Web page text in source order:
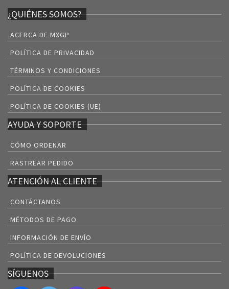
¿QUIÉNES SOMOS?
ACERCA DE MXGP
POLÍTICA DE PRIVACIDAD
TÉRMINOS Y CONDICIONES
POLÍTICA DE COOKIES
POLÍTICA DE COOKIES (UE)
AYUDA Y SOPORTE
CÓMO ORDENAR
RASTREAR PEDIDO
ATENCIÓN AL CLIENTE
CONTÁCTANOS
MÉTODOS DE PAGO
INFORMACIÓN DE ENVÍO
POLÍTICA DE DEVOLUCIONES
SÍGUENOS